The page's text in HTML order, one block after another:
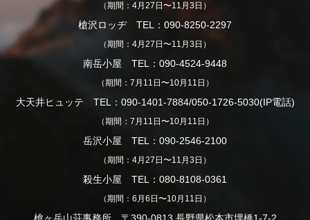
（期間：4月27日〜11月3日）
槍沢ロッヂ TEL：090-8250-2297
（期間：4月27日〜11月3日）
南岳小屋 TEL：090-4524-9448
（期間：7月11日〜10月11日）
大天井ヒュッテ TEL：090-1401-7884/050-1726-5030(IP電話)
（期間：7月11日〜10月11日）
岳沢小屋 TEL：090-2546-2100
（期間：4月27日〜11月3日）
殺生小屋 TEL：080-8108-0361
（期間：6月6日〜10月11日）